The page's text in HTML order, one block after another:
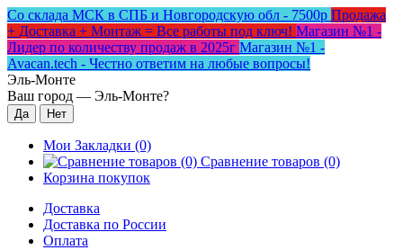
Со склада МСК в СПБ и Новгородскую обл - 7500р Продажа
+ Доставка + Монтаж = Все работы под ключ! Магазин №1 -
Лидер по количеству продаж в 2025г Магазин №1 -
Avacan.tech - Честно ответим на любые вопросы!
Эль-Монте
Ваш город — Эль-Монте?
Мои Закладки (0)
Сравнение товаров (0)
Корзина покупок
Доставка
Доставка по России
Оплата